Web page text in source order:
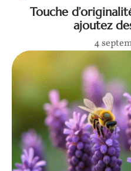
Touche
ajoutez
4